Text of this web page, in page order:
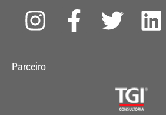
I
s
F
a
T
t
L
Parceiro